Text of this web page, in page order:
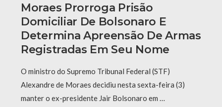
Moraes Prorroga Prisão
Domiciliar De Bolsonaro E
Determina Apreensão De Armas
Registradas Em Seu Nome
O ministro do Supremo Tribunal Federal (STF)
Alexandre de Moraes decidiu nesta sexta-feira (3)
manter o ex-presidente Jair Bolsonaro em …